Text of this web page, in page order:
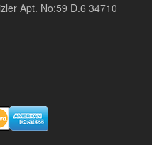
Apt. No:59 D.6 34710